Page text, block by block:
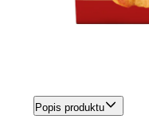
Popis produktu